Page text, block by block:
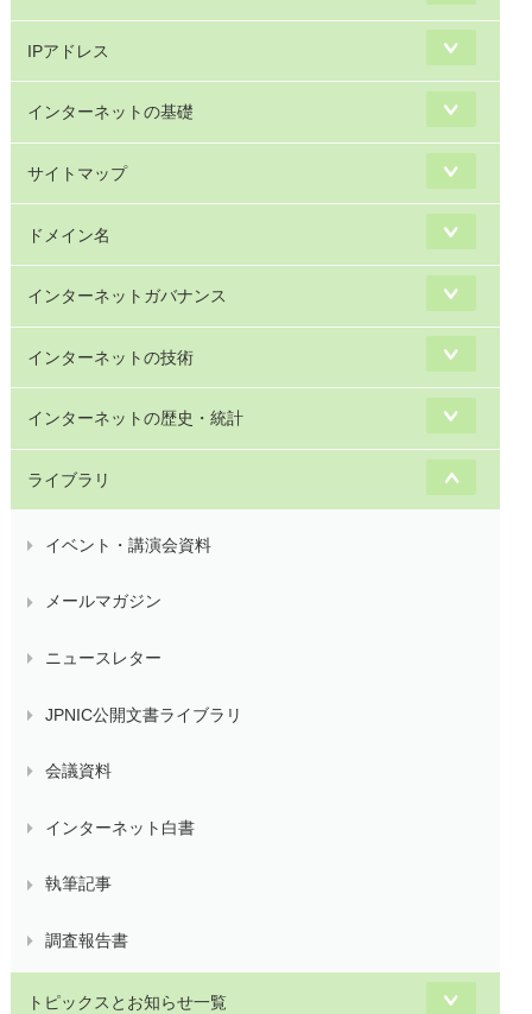
IPアドレス
インターネットの基礎
サイトマップ
ドメイン名
インターネットガバナンス
インターネットの技術
インターネットの歴史・統計
ライブラリ
イベント・講演会資料
メールマガジン
ニュースレター
JPNIC公開文書ライブラリ
会議資料
インターネット白書
執筆記事
調査報告書
トピックスとお知らせ一覧